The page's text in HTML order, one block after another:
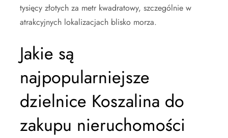
tysięcy złotych za metr kwadratowy, szczególnie w
atrakcyjnych lokalizacjach blisko morza.
Jakie są
najpopularniejsze
dzielnice Koszalina do
zakupu nieruchomości